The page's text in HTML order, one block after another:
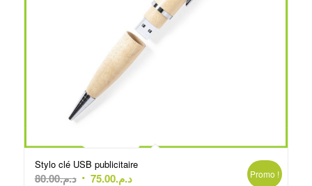
Stylo clé USB publicitaire
د.م.80.00
Le
د.م.75.00
Le
Promo !